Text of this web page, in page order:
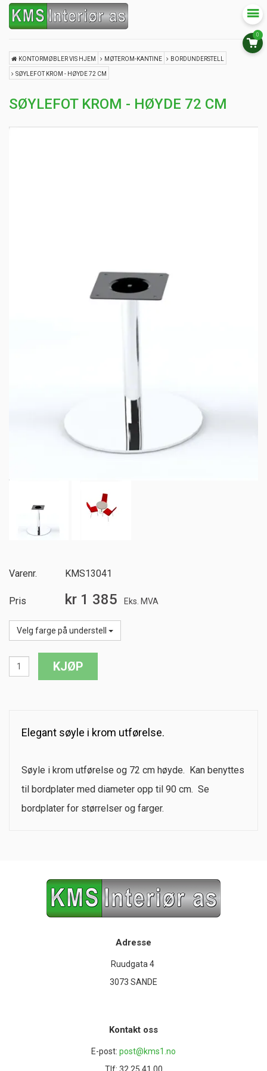
0
KONTORMØBLER VIS HJEM MØTEROM-KANTINE BORDUNDERSTELL
SØYLEFOT KROM - HØYDE 72 CM
SØYLEFOT KROM - HØYDE 72 CM
Varenr. KMS13041
Pris kr 1 385 Eks. MVA
Velg farge på understell
Elegant søyle i krom utførelse.
Søyle i krom utførelse og 72 cm høyde. Kan benyttes
til bordplater med diameter opp til 90 cm. Se
bordplater for størrelser og farger.
Adresse
Ruudgata 4
3073 SANDE
Kontakt oss
E-post: post@kms1.no